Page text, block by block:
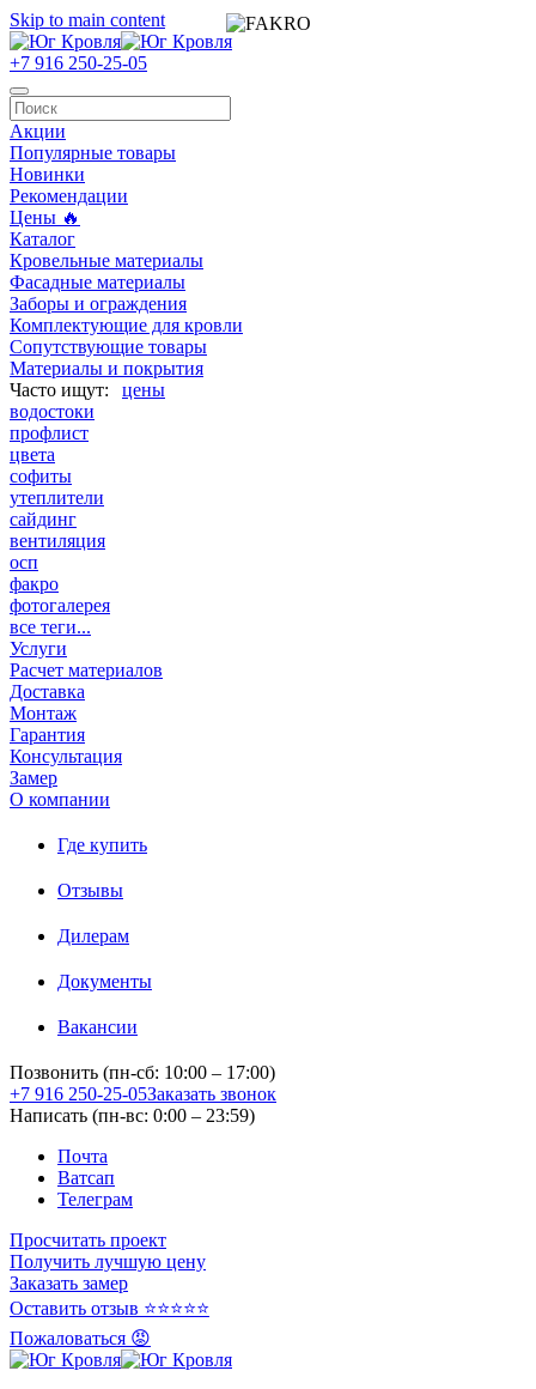
Skip to main content
+7 916 250-25-05
Акции
Популярные товары
Новинки
Рекомендации
Цены 🔥
Каталог
Кровельные материалы
Фасадные материалы
Заборы и ограждения
Комплектующие для кровли
Сопутствующие товары
Материалы и покрытия
цены
водостоки
профлист
цвета
софиты
утеплители
сайдинг
вентиляция
осп
факро
фотогалерея
все теги...
Услуги
Расчет материалов
Доставка
Монтаж
Гарантия
Консультация
Замер
О компании
Где купить
Отзывы
Дилерам
Документы
Вакансии
Позвонить (пн-сб: 10:00 – 17:00)
+7 916 250-25-05Заказать звонок
Написать (пн-вс: 0:00 – 23:59)
Почта
Ватсап
Телеграм
Просчитать проект
Получить лучшую цену
Заказать замер
Оставить отзыв ⭐⭐⭐⭐⭐
Пожаловаться 😡